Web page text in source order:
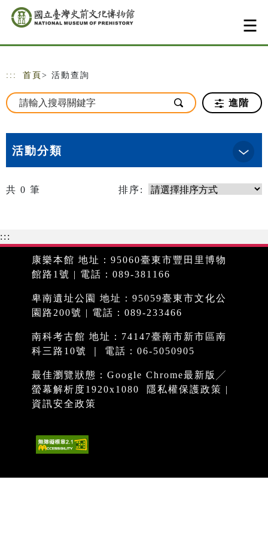
跳到主要內容
網站導覽
::: 首頁 > 活動查詢
進階
活動分類
共 0 筆 排序:
:::
康樂本館 地址：95060臺東市豐田里博物
館路1號 | 電話：089-381166
卑南遺址公園 地址：95059臺東市文化公
園路200號 | 電話：089-233466
南科考古館 地址：74147臺南市新市區南
科三路10號 ｜ 電話：06-5050905
最佳瀏覽狀態：Google Chrome最新版╱
螢幕解析度1920x1080
隱私權保護政策 |
資訊安全政策